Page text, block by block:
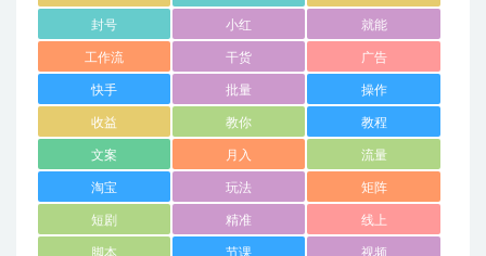
封号 小红 就能
工作流 干货 广告
快手 批量 操作
收益 教你 教程
文案 月入 流量
淘宝 玩法 矩阵
短剧 精准 线上
脚本 节课 视频